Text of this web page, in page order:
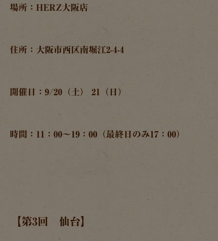
場所：HERZ大阪店
住所：大阪市西区南堀江2-4-4
開催日：9/20（土） 21（日）
時間：11：00～19：00（最終日のみ17：00）
【第3回 仙台】